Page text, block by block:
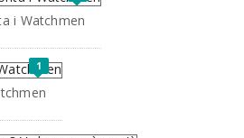
i Watchmen
1